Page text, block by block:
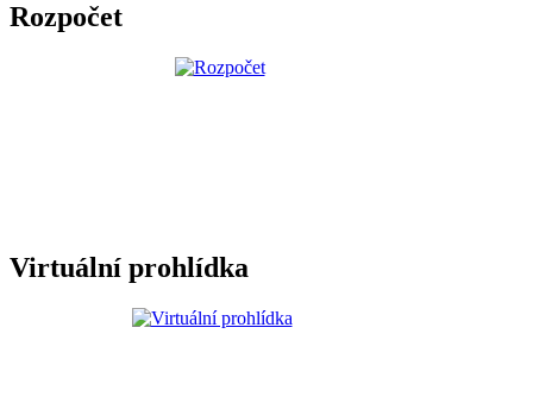
Rozpočet
Virtuální prohlídka